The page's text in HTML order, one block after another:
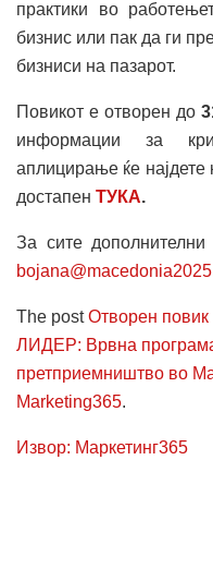
практики во
бизнис или пак да ги
бизниси на пазарот.
Повикот е отворен до
информации за
аплицирање ќе најдете
достапен ТУКА.
За сите
The postОтворен повик
ЛИДЕР: Врвна програма
претприемништво во
Marketing365.
Извор: Маркетинг365